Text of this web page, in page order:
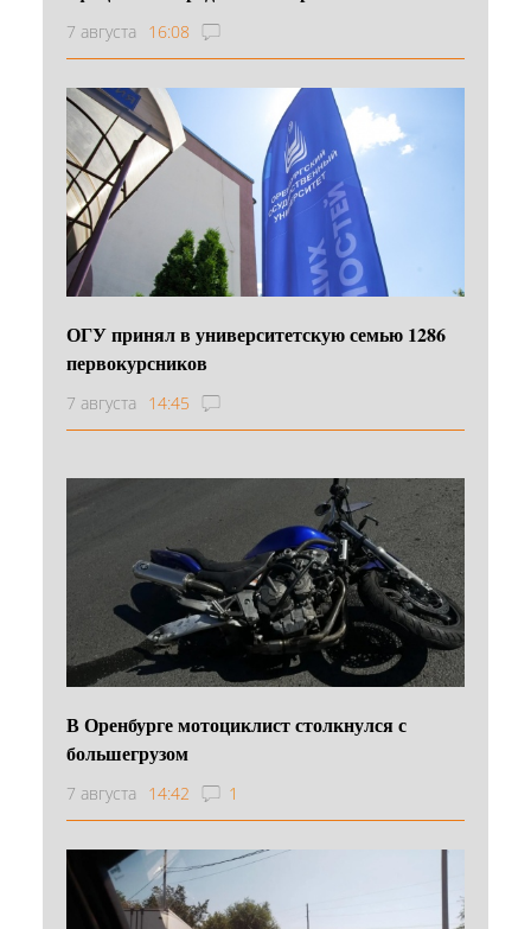
7 августа 16:08
ОГУ принял в университетскую семью 1286
первокурсников
7 августа 14:45
В Оренбурге мотоциклист столкнулся с
большегрузом
7 августа 14:42 1